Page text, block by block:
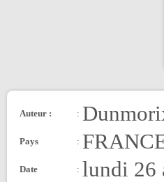
Auteur : :
Pays :
Date : lundi 26